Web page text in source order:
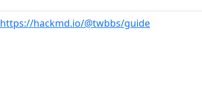
https://hackmd.io/@twbbs/guide